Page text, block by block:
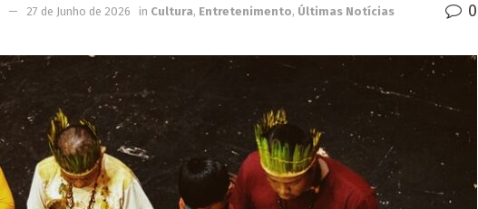
27 de Junho de 2026 in Cultura, Entretenimento, Últimas Notícias 0